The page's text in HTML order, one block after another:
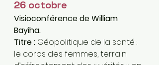
26 octobre
Visioconférence de William
Bayiha.
Titre : Géopolitique de la santé :
le corps des femmes, terrain